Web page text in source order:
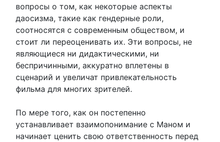
вопросы о том, как некоторые аспекты
даосизма, такие как гендерные роли,
соотносятся с современным обществом, и
стоит ли переоценивать их. Эти вопросы, не
являющиеся ни дидактическими, ни
беспричинными, аккуратно вплетены в
сценарий и увеличат привлекательность
фильма для многих зрителей.
По мере того, как он постепенно
устанавливает взаимопонимание с Маном и
начинает ценить свою ответственность перед